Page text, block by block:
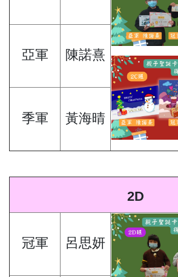
亞軍 陳諾熹
季軍 黃海晴
2D
冠軍 呂思妍